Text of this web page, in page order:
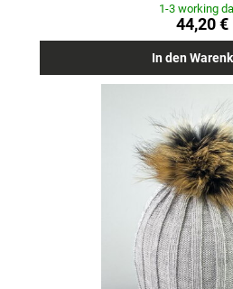
1-3 working
44,20 €
In den